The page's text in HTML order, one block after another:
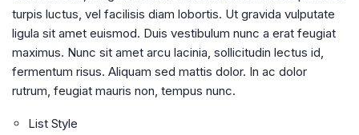
turpis luctus, vel facilisis diam lobortis. Ut gravida vulputate
ligula sit amet euismod. Duis vestibulum nunc a erat feugiat
maximus. Nunc sit amet arcu lacinia, sollicitudin lectus id,
fermentum risus. Aliquam sed mattis dolor. In ac dolor
rutrum, feugiat mauris non, tempus nunc.
List Style